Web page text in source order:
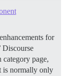
for
Discourse
category page,
is normally only